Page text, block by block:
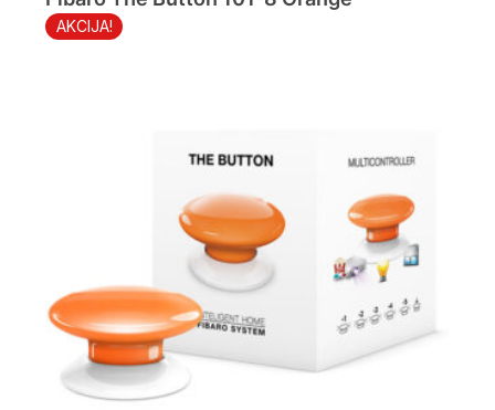
AKCIJA!